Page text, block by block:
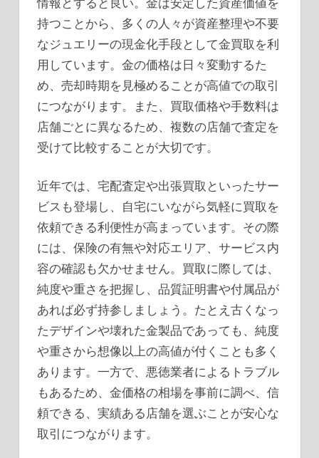
持つことから、多くの人々が資産整理や不要
なジュエリーの現金化手段として金買取を利
用しています。金の価格は日々変動するた
め、売却時期を見極めることが高値での取引
につながります。また、買取価格や手数料は
店舗ごとに異なるため、複数の店舗で査定を
受けて比較することが大切です。
近年では、宅配査定や出張買取といったサー
ビスも登場し、自宅にいながら気軽に買取を
依頼できる利便性が高まっています。その際
には、保険の有無や対応エリア、サービス内
容の確認も欠かせません。買取に際しては、
純度や重さを把握し、品質証明書や付属品が
あれば必ず持参しましょう。たとえ古くなっ
たデザインや壊れた金製品であっても、純度
や重さから想像以上の高値が付くことも多く
あります。一方で、悪徳業者によるトラブル
もあるため、金価格の相場を事前に調べ、信
頼できる、実績ある店舗を選ぶことが安心な
取引につながります。